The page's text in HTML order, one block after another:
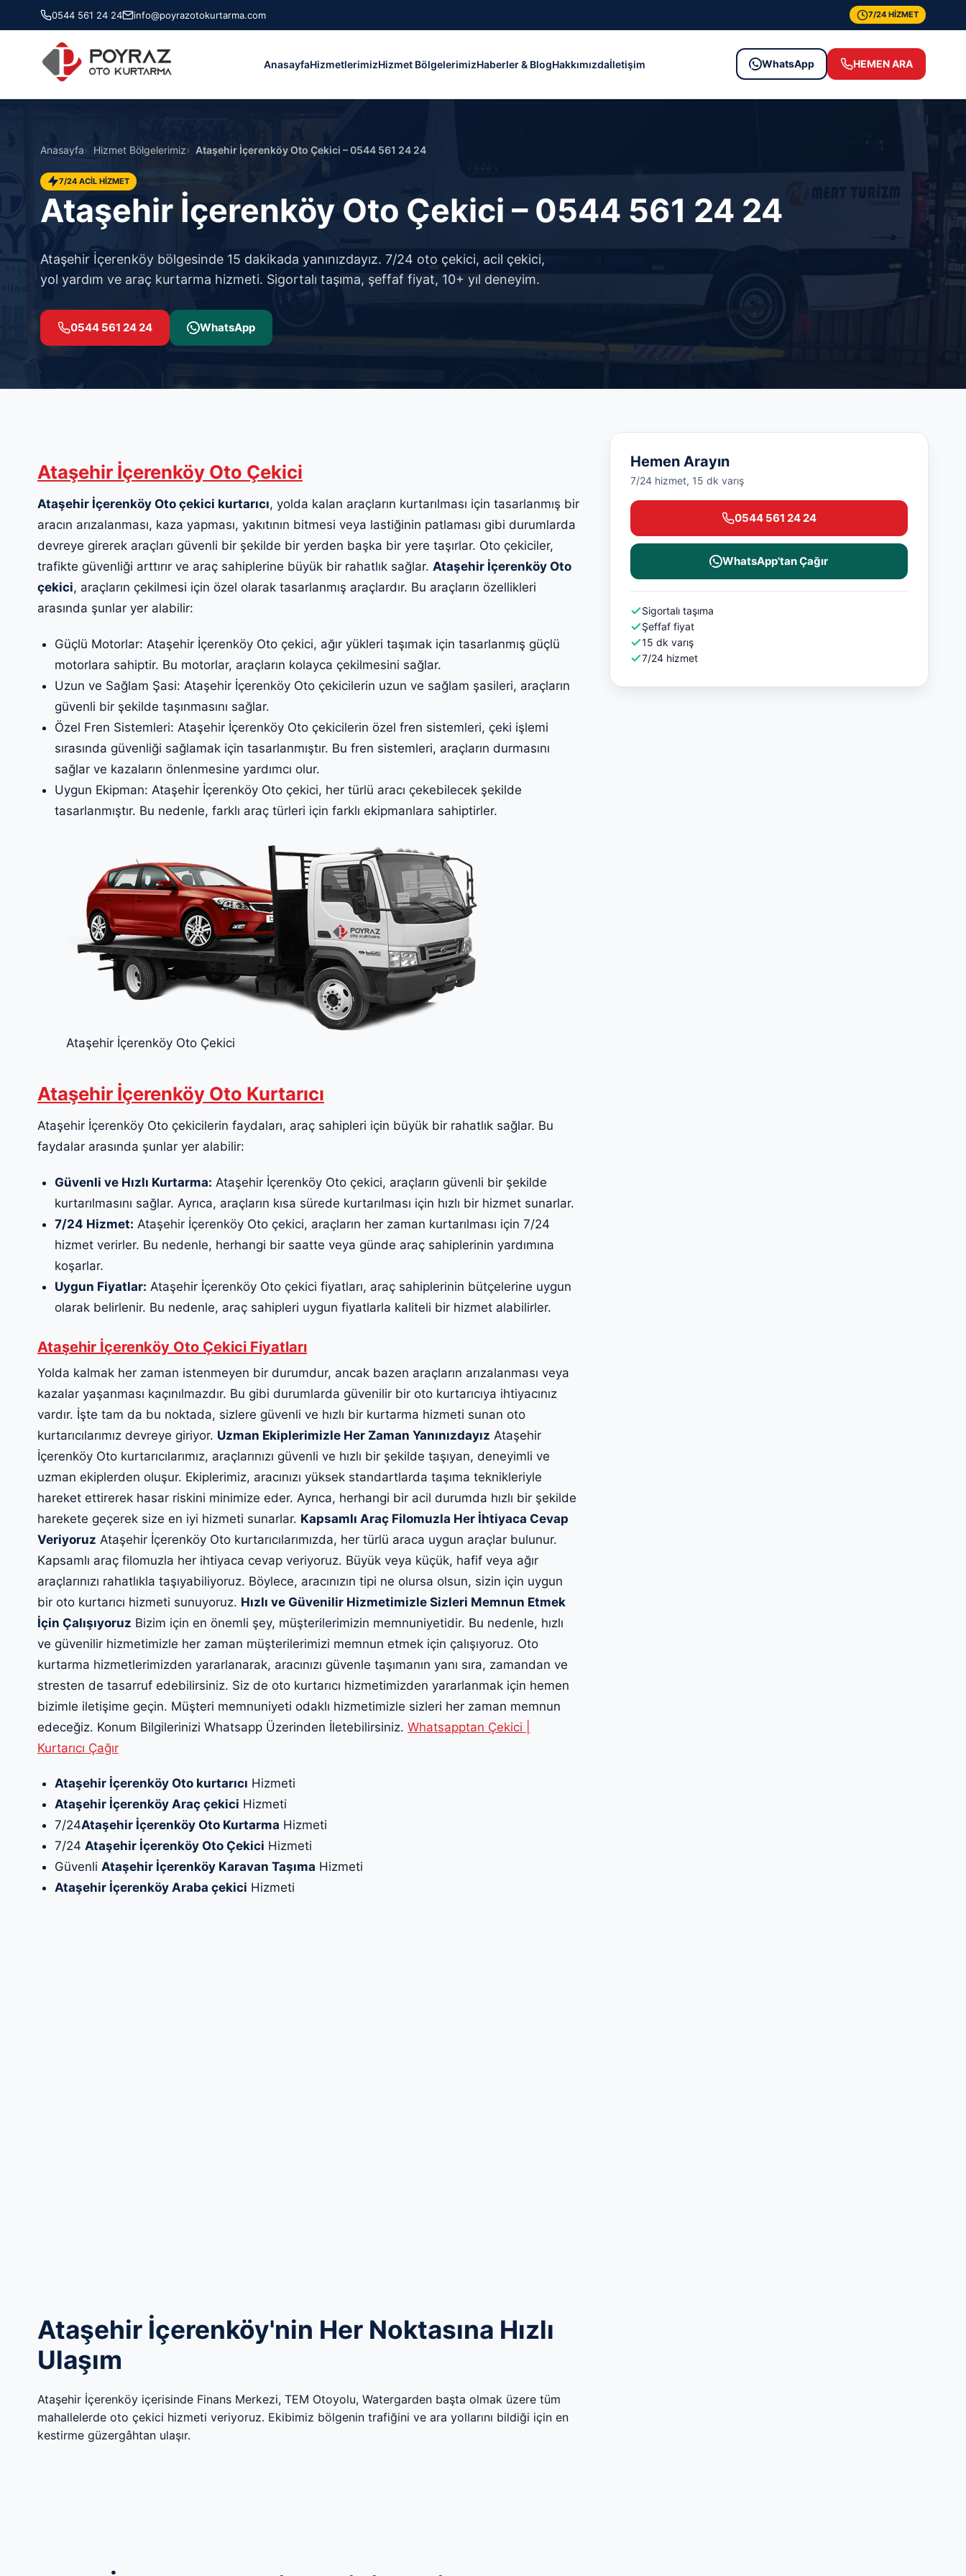
0544 561 24 24 info@poyrazotokurtarma.com 7/24 HİZMET
AnasayfaHizmetlerimizHizmet BölgelerimizHaberler & BlogHakkımızdaİletişim WhatsApp HEMEN ARA
Anasayfa Hizmet Bölgelerimiz Ataşehir İçerenköy Oto Çekici – 0544 561 24 24
7/24 ACİL HİZMET
Ataşehir İçerenköy Oto Çekici – 0544 561 24 24
Ataşehir İçerenköy bölgesinde 15 dakikada yanınızdayız. 7/24 oto çekici, acil çekici,
yol yardım ve araç kurtarma hizmeti. Sigortalı taşıma, şeffaf fiyat, 10+ yıl deneyim.
0544 561 24 24 WhatsApp
Ataşehir İçerenköy Oto Çekici
Ataşehir İçerenköy Oto çekici kurtarıcı, yolda kalan araçların kurtarılması için tasarlanmış bir
aracın arızalanması, kaza yapması, yakıtının bitmesi veya lastiğinin patlaması gibi durumlarda
devreye girerek araçları güvenli bir şekilde bir yerden başka bir yere taşırlar. Oto çekiciler,
trafikte güvenliği arttırır ve araç sahiplerine büyük bir rahatlık sağlar. Ataşehir İçerenköy Oto
çekici, araçların çekilmesi için özel olarak tasarlanmış araçlardır. Bu araçların özellikleri
arasında şunlar yer alabilir:
Güçlü Motorlar: Ataşehir İçerenköy Oto çekici, ağır yükleri taşımak için tasarlanmış güçlü
motorlara sahiptir. Bu motorlar, araçların kolayca çekilmesini sağlar.
Uzun ve Sağlam Şasi: Ataşehir İçerenköy Oto çekicilerin uzun ve sağlam şasileri, araçların
güvenli bir şekilde taşınmasını sağlar.
Özel Fren Sistemleri: Ataşehir İçerenköy Oto çekicilerin özel fren sistemleri, çeki işlemi
sırasında güvenliği sağlamak için tasarlanmıştır. Bu fren sistemleri, araçların durmasını
sağlar ve kazaların önlenmesine yardımcı olur.
Uygun Ekipman: Ataşehir İçerenköy Oto çekici, her türlü aracı çekebilecek şekilde
tasarlanmıştır. Bu nedenle, farklı araç türleri için farklı ekipmanlara sahiptirler.
Ataşehir İçerenköy Oto Çekici
Ataşehir İçerenköy Oto Kurtarıcı
Ataşehir İçerenköy Oto çekicilerin faydaları, araç sahipleri için büyük bir rahatlık sağlar. Bu
faydalar arasında şunlar yer alabilir:
Güvenli ve Hızlı Kurtarma: Ataşehir İçerenköy Oto çekici, araçların güvenli bir şekilde
kurtarılmasını sağlar. Ayrıca, araçların kısa sürede kurtarılması için hızlı bir hizmet sunarlar.
7/24 Hizmet: Ataşehir İçerenköy Oto çekici, araçların her zaman kurtarılması için 7/24
hizmet verirler. Bu nedenle, herhangi bir saatte veya günde araç sahiplerinin yardımına
koşarlar.
Uygun Fiyatlar: Ataşehir İçerenköy Oto çekici fiyatları, araç sahiplerinin bütçelerine uygun
olarak belirlenir. Bu nedenle, araç sahipleri uygun fiyatlarla kaliteli bir hizmet alabilirler.
Ataşehir İçerenköy Oto Çekici Fiyatları
Yolda kalmak her zaman istenmeyen bir durumdur, ancak bazen araçların arızalanması veya
kazalar yaşanması kaçınılmazdır. Bu gibi durumlarda güvenilir bir oto kurtarıcıya ihtiyacınız
vardır. İşte tam da bu noktada, sizlere güvenli ve hızlı bir kurtarma hizmeti sunan oto
kurtarıcılarımız devreye giriyor. Uzman Ekiplerimizle Her Zaman Yanınızdayız Ataşehir
İçerenköy Oto kurtarıcılarımız, araçlarınızı güvenli ve hızlı bir şekilde taşıyan, deneyimli ve
uzman ekiplerden oluşur. Ekiplerimiz, aracınızı yüksek standartlarda taşıma teknikleriyle
hareket ettirerek hasar riskini minimize eder. Ayrıca, herhangi bir acil durumda hızlı bir şekilde
harekete geçerek size en iyi hizmeti sunarlar. Kapsamlı Araç Filomuzla Her İhtiyaca Cevap
Veriyoruz Ataşehir İçerenköy Oto kurtarıcılarımızda, her türlü araca uygun araçlar bulunur.
Kapsamlı araç filomuzla her ihtiyaca cevap veriyoruz. Büyük veya küçük, hafif veya ağır
araçlarınızı rahatlıkla taşıyabiliyoruz. Böylece, aracınızın tipi ne olursa olsun, sizin için uygun
bir oto kurtarıcı hizmeti sunuyoruz. Hızlı ve Güvenilir Hizmetimizle Sizleri Memnun Etmek
İçin Çalışıyoruz Bizim için en önemli şey, müşterilerimizin memnuniyetidir. Bu nedenle, hızlı
ve güvenilir hizmetimizle her zaman müşterilerimizi memnun etmek için çalışıyoruz. Oto
kurtarma hizmetlerimizden yararlanarak, aracınızı güvenle taşımanın yanı sıra, zamandan ve
stresten de tasarruf edebilirsiniz. Siz de oto kurtarıcı hizmetimizden yararlanmak için hemen
bizimle iletişime geçin. Müşteri memnuniyeti odaklı hizmetimizle sizleri her zaman memnun
edeceğiz. Konum Bilgilerinizi Whatsapp Üzerinden İletebilirsiniz. Whatsapptan Çekici |
Kurtarıcı Çağır
Ataşehir İçerenköy Oto kurtarıcı Hizmeti
Ataşehir İçerenköy Araç çekici Hizmeti
7/24Ataşehir İçerenköy Oto Kurtarma Hizmeti
7/24 Ataşehir İçerenköy Oto Çekici Hizmeti
Güvenli Ataşehir İçerenköy Karavan Taşıma Hizmeti
Ataşehir İçerenköy Araba çekici Hizmeti
Ataşehir İçerenköy'nin Her Noktasına Hızlı
Ulaşım
Ataşehir İçerenköy içerisinde Finans Merkezi, TEM Otoyolu, Watergarden başta olmak üzere tüm
mahallelerde oto çekici hizmeti veriyoruz. Ekibimiz bölgenin trafiğini ve ara yollarını bildiği için en
kestirme güzergâhtan ulaşır.
Hemen Arayın
7/24 hizmet, 15 dk varış
0544 561 24 24
WhatsApp'tan Çağır
Sigortalı taşıma
Şeffaf fiyat
15 dk varış
7/24 hizmet